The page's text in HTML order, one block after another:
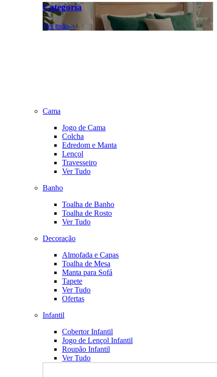
Categoria
Ver tudo >
Cama
Jogo de Cama
Colcha
Edredom e Manta
Lençol
Travesseiro
Ver Tudo
Banho
Toalha de Banho
Toalha de Rosto
Ver Tudo
Decoração
Almofada e Capas
Toalha de Mesa
Manta para Sofá
Tapete
Ver Tudo
Ofertas
Infantil
Cobertor Infantil
Jogo de Lençol Infantil
Roupão Infantil
Ver Tudo